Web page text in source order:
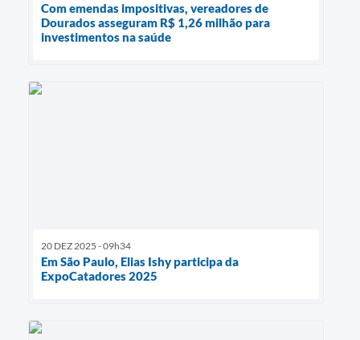
Com emendas impositivas, vereadores de
Dourados asseguram R$ 1,26 milhão para
investimentos na saúde
20 DEZ 2025 - 09h34
Em São Paulo, Elias Ishy participa da
ExpoCatadores 2025